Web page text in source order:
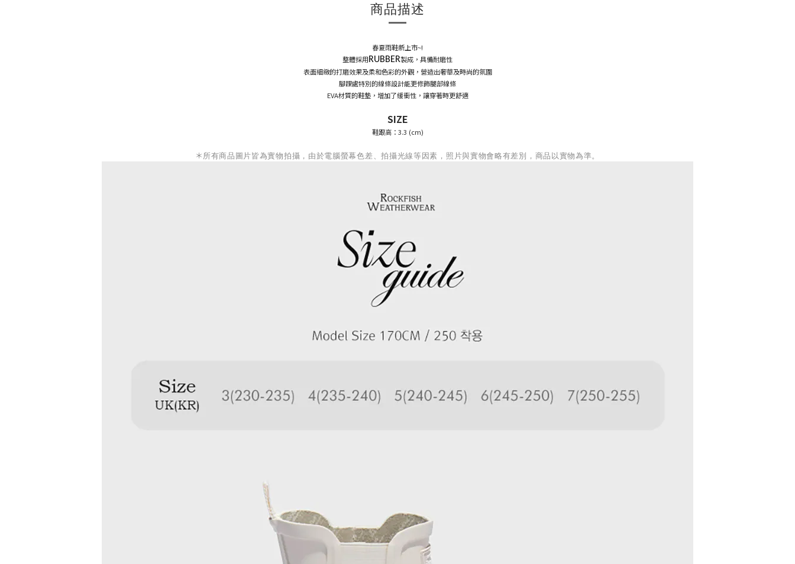
商品描述
春夏雨鞋新上市~!
整體採用RUBBER製成，具備耐磨性
表面細緻的打磨效果及柔和色彩的外觀，營造出奢華及時尚的氛圍
腳踝處特別的線條設計能更修飾腿部線條
EVA材質的鞋墊，增加了緩衝性，讓穿著時更舒適
SIZE
鞋跟高：3.3 (cm)
＊所有商品圖片皆為實物拍攝，由於電腦螢幕色差、拍攝光線等因素，照片與實物會略有差別，商品以實物為準。